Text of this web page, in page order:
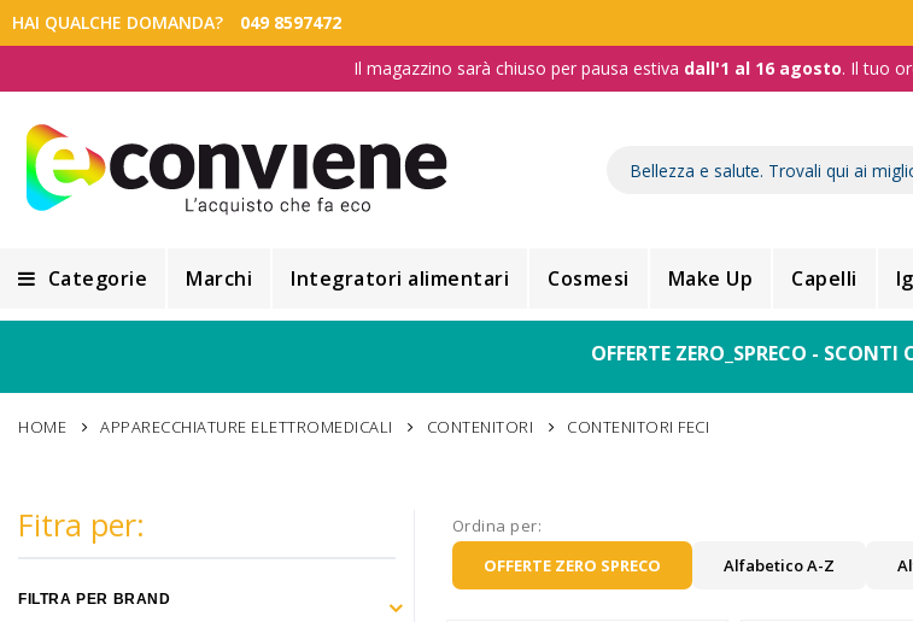
HAI QUALCHE DOMANDA? 049 8597472
Il magazzino sarà chiuso per pausa estiva dall'1 al 16 agosto. Il tuo
Categorie
Alimentazione e Dietetica
Make Up
Capelli
Marchi Integratori alimentari Cosmesi Make Up Capelli
OFFERTE ZERO_SPRECO - SCONTI
HOME APPARECCHIATURE ELETTROMEDICALI CONTENITORI CONTENITORI FECI
Ordina per
OFFERTE ZERO SPRECO
Alfabetico A-Z
Fitra per:
FILTRA PER BRAND